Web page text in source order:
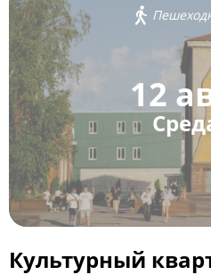
12
Культурный